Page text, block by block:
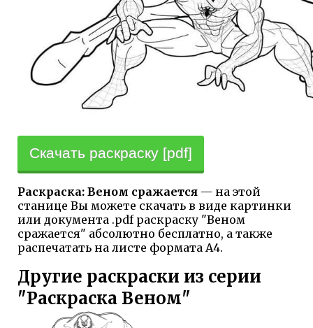
Скачать раскраску [pdf]
Раскраска: Веном сражается — на этой
станице Вы можете скачать в виде картинки
или документа .pdf раскраску "Веном
сражается" абсолютно бесплатно, а также
распечатать на листе формата А4.
Другие раскраски из серии
"Раскраска Веном"